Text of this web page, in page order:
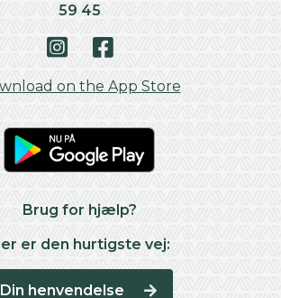
59 45
Brug for hjælp?
er den hurtigste vej:
Din henvendelse